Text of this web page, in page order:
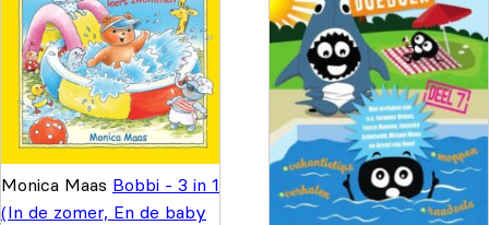
Monica Maas Bobbi - 3 in 1
(In de zomer, En de baby